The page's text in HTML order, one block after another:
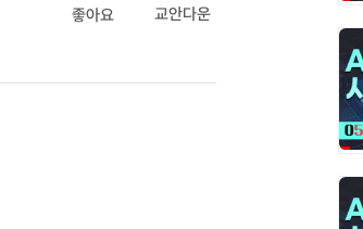
좋아요 교안다운